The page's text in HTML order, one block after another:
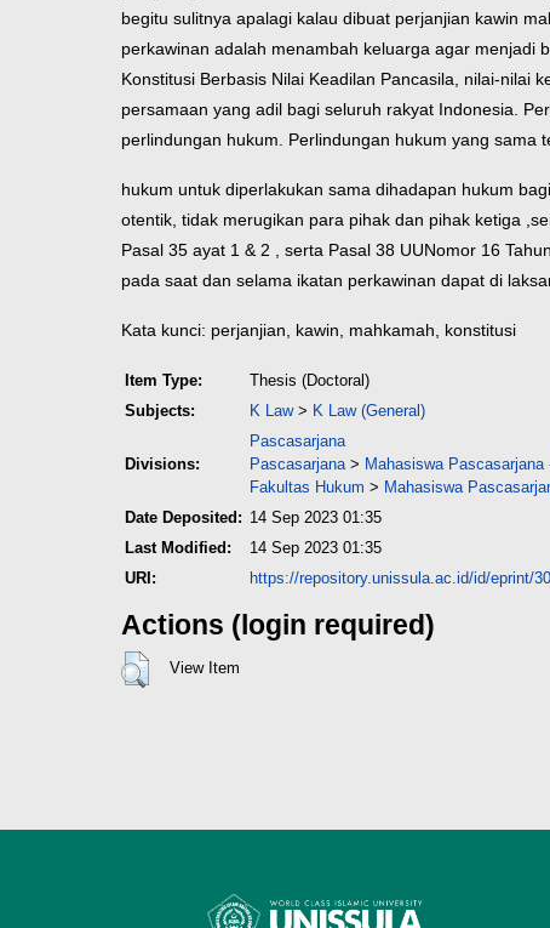
begitu sulitnya apalagi kalau dibuat perjanjian kawin
perkawinan adalah menambah keluarga agar menjadi
Konstitusi Berbasis Nilai Keadilan Pancasila, nilai-nilai
persamaan yang adil bagi seluruh rakyat Indonesia.
perlindungan hukum. Perlindungan hukum yang sama
hukum untuk diperlakukan sama dihadapan hukum
otentik, tidak merugikan para pihak dan pihak ketiga
Pasal 35 ayat 1 & 2 , serta Pasal 38 UUNomor 16
pada saat dan selama ikatan perkawinan dapat di
Kata kunci: perjanjian, kawin, mahkamah, konstitusi
Item Type:
Thesis (Doctoral)
Subjects:
K Law> K Law (General)
Divisions:
Pascasarjana
Pascasarjana> Mahasiswa
Fakultas Hukum > Mahasiswa
Date Deposited: 14 Sep 2023 01:35
Last Modified:
14 Sep 2023 01:35
URI:
https://repository.unissula.ac.id/id/eprint/
Actions (login required)
View Item